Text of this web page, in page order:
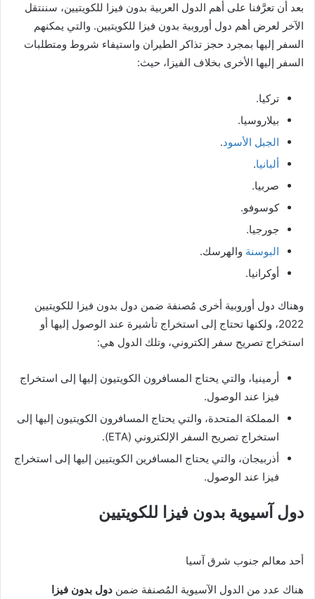
بعد أن تعرَّفنا على أهم الدول العربية بدون فيزا للكويتيين، سننتقل
الآخر لعرض أهم دول أوروبية بدون فيزا للكويتيين. والتي يمكنهم
السفر إليها بمجرد حجز تذاكر الطيران واستيفاء شروط ومتطلبات
السفر إليها الأخرى بخلاف الفيزا، حيث:
تركيا.
بيلاروسيا.
الجبل الأسود.
ألبانيا.
صربيا.
كوسوفو.
جورجيا.
البوسنة والهرسك.
أوكرانيا.
وهناك دول أوروبية أخرى مُصنفة ضمن دول بدون فيزا للكويتيين
2022، ولكنها تحتاج إلى استخراج تأشيرة عند الوصول إليها أو
استخراج تصريح سفر إلكتروني، وتلك الدول هي:
أرمينيا، والتي يحتاج المسافرون الكويتيون إليها إلى استخراج
فيزا عند الوصول.
المملكة المتحدة، والتي يحتاج المسافرون الكويتيون إليها إلى
استخراج تصريح السفر الإلكتروني (ETA).
أذربيجان، والتي يحتاج المسافرين الكويتيين إليها إلى استخراج
فيزا عند الوصول.
دول آسيوية بدون فيزا للكويتيين
أحد معالم جنوب شرق آسيا
هناك عدد من الدول الآسيوية المُصنفة ضمن دول بدون فيزا